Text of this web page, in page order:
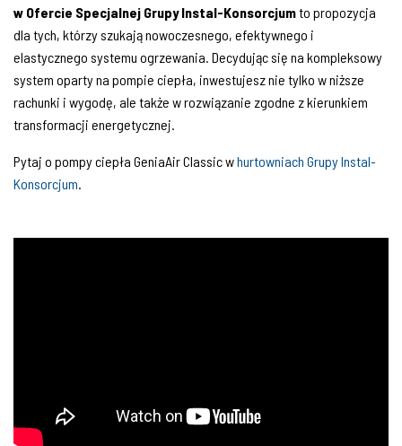
w Ofercie Specjalnej Grupy Instal-Konsorcjumto propozycja
dla tych, którzy szukają nowoczesnego, efektywnego i
elastycznego systemu ogrzewania. Decydując się na kompleksowy
system oparty na pompie ciepła, inwestujesz nie tylko w niższe
rachunki i wygodę, ale także w rozwiązanie zgodne z kierunkiem
transformacji energetycznej.
Pytaj o pompy ciepła GeniaAir Classic whurtowniach Grupy Instal-
Konsorcjum.